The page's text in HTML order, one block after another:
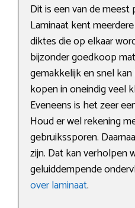
Dit is een van de meest
Laminaat kent
diktes die op elkaar
bijzonder goedkoop
gemakkelijk en snel
kopen in oneindig veel
Eveneens is het zeer
Houd er wel rekening
gebruikssporen.
zijn. Dat kan verholpen
geluiddempende
over laminaat.